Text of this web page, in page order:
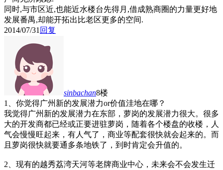
同时,与市区近,也能近水楼台先得月,借成熟商圈的力量更好地
发展番禺,却能开拓出比老区更多的空间.
2014/07/31回复
sinbachan8楼
1、你觉得广州新的发展潜力or价值洼地在哪？
我觉得广州新的发展潜力在东部，萝岗的发展潜力很大。很多
大的开发商都已经或正要进驻萝岗，随着各个楼盘的收楼，人
气会慢慢旺起来，有人气了，商业等配套很快就会起来的。而
且萝岗很快就要通多条地铁了，到时肯定会升值的。
2、现有的越秀荔湾天河等老牌商业中心，未来会不会发生迁